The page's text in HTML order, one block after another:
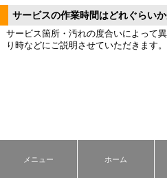
サービスの作業時間はどれぐらい
サービス箇所・汚れの度合いによって
り時などにご説明させていただきます。
メニュー ホーム